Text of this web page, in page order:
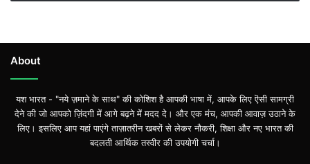
About
यश भारत - "नये ज़माने के साथ" की कोशिश है आपकी भाषा में, आपके लिए ऎसी सामग्री
देने की जो आपको ज़िंदगी में आगे बढ़ने में मदद दे। और एक मंच, आपकी आवाज़ उठाने के
लिए। इसलिए आप यहां पाएंगे ताज़ातरीन खबरों से लेकर नौकरी, शिक्षा और नए भारत की
बदलती आर्थिक तस्वीर की उपयोगी चर्चा।